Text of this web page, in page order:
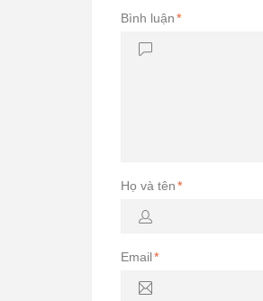
Bình luận*
Họ và tên*
Email*